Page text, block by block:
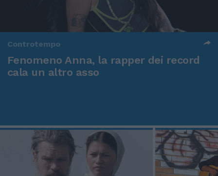
Controtempo
Fenomeno Anna, la rapper dei record
cala un altro asso